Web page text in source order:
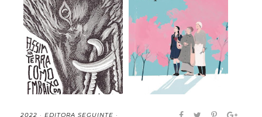
Assim na Terra como
Embaixo da Terr...
Doce Tóquio - Durian
Sukegawa (rese...
2022 · EDITORA SEGUINTE ·